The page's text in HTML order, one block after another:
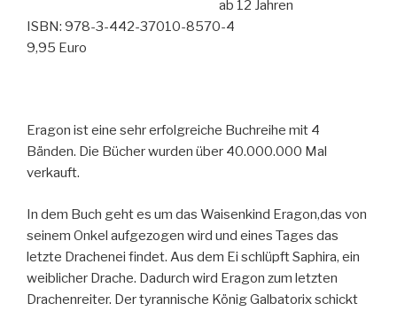
Five“
ab 12 Jahren
ISBN: 978-3-442-37010-8570-4
9,95 Euro
Eragon ist eine sehr erfolgreiche Buchreihe mit 4
Bänden. Die Bücher wurden über 40.000.000 Mal
verkauft.
In dem Buch geht es um das Waisenkind Eragon,das von
seinem Onkel aufgezogen wird und eines Tages das
letzte Drachenei findet. Aus dem Ei schlüpft Saphira, ein
weiblicher Drache. Dadurch wird Eragon zum letzten
Drachenreiter. Der tyrannische König Galbatorix schickt